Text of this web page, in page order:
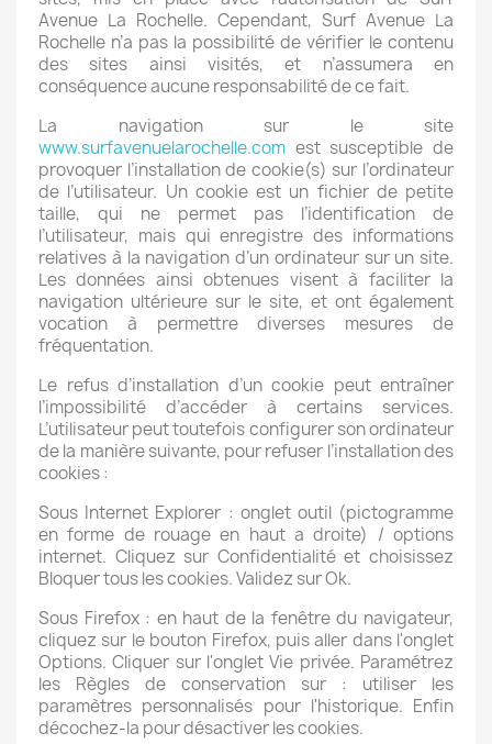
Avenue La Rochelle. Cependant, Surf Avenue La
Rochelle n’a pas la possibilité de vérifier le contenu
des sites ainsi visités, et n’assumera en
conséquence aucune responsabilité de ce fait.
La navigation sur le site
www.surfavenuelarochelle.com est susceptible de
provoquer l’installation de cookie(s) sur l’ordinateur
de l’utilisateur. Un cookie est un fichier de petite
taille, qui ne permet pas l’identification de
l’utilisateur, mais qui enregistre des informations
relatives à la navigation d’un ordinateur sur un site.
Les données ainsi obtenues visent à faciliter la
navigation ultérieure sur le site, et ont également
vocation à permettre diverses mesures de
fréquentation.
Le refus d’installation d’un cookie peut entraîner
l’impossibilité d’accéder à certains services.
L’utilisateur peut toutefois configurer son ordinateur
de la manière suivante, pour refuser l’installation des
cookies :
Sous Internet Explorer : onglet outil (pictogramme
en forme de rouage en haut a droite) / options
internet. Cliquez sur Confidentialité et choisissez
Bloquer tous les cookies. Validez sur Ok.
Sous Firefox : en haut de la fenêtre du navigateur,
cliquez sur le bouton Firefox, puis aller dans l'onglet
Options. Cliquer sur l'onglet Vie privée. Paramétrez
les Règles de conservation sur : utiliser les
paramètres personnalisés pour l'historique. Enfin
décochez-la pour désactiver les cookies.